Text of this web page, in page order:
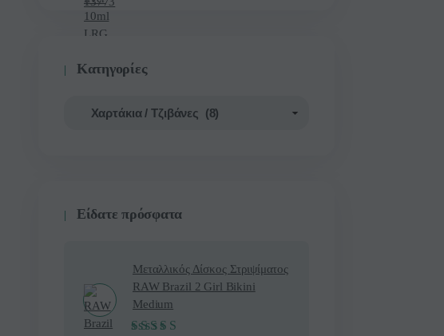
Κατηγορίες
Είδατε πρόσφατα
Μεταλλικός Δίσκος Στριψίματος
RAW Brazil 2 Girl Bikini
Medium